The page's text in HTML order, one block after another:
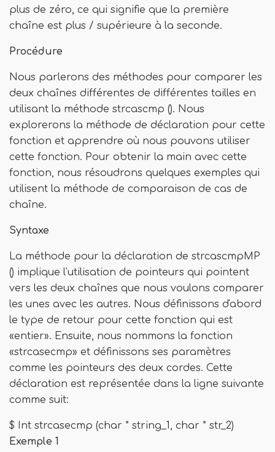
plus de zéro, ce qui signifie que la première
chaîne est plus / supérieure à la seconde.
Procédure
Nous parlerons des méthodes pour comparer les
deux chaînes différentes de différentes tailles en
utilisant la méthode strcascmp (). Nous
explorerons la méthode de déclaration pour cette
fonction et apprendre où nous pouvons utiliser
cette fonction. Pour obtenir la main avec cette
fonction, nous résoudrons quelques exemples qui
utilisent la méthode de comparaison de cas de
chaîne.
Syntaxe
La méthode pour la déclaration de strcascmpMP
() implique l'utilisation de pointeurs qui pointent
vers les deux chaînes que nous voulons comparer
les unes avec les autres. Nous définissons d'abord
le type de retour pour cette fonction qui est
«entier». Ensuite, nous nommons la fonction
«strcasecmp» et définissons ses paramètres
comme les pointeurs des deux cordes. Cette
déclaration est représentée dans la ligne suivante
comme suit:
$ Int strcasecmp (char * string_1, char * str_2)
Exemple 1